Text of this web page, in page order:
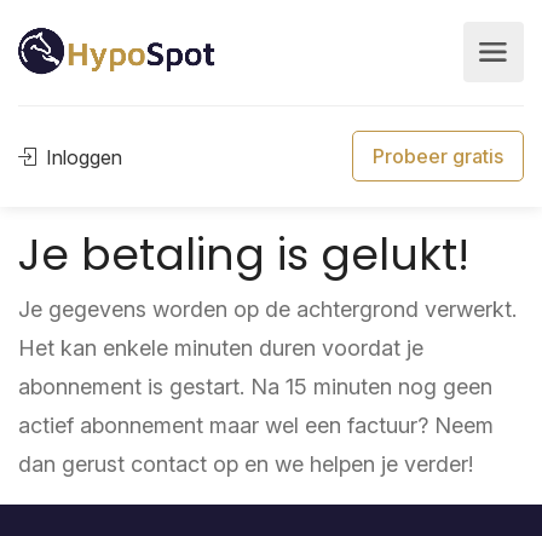
Inloggen Probeer gratis
Je betaling is gelukt!
Je gegevens worden op de achtergrond verwerkt.
Het kan enkele minuten duren voordat je
abonnement is gestart. Na 15 minuten nog geen
actief abonnement maar wel een factuur? Neem
dan gerust contact op en we helpen je verder!